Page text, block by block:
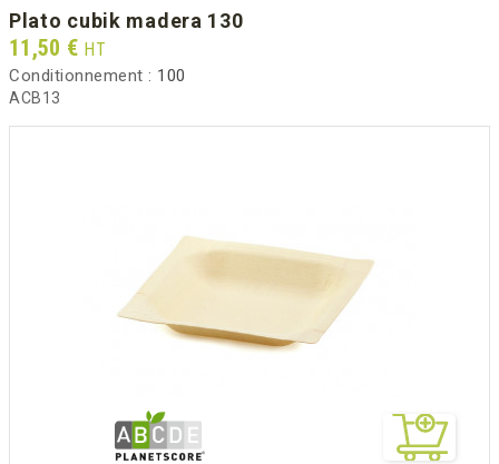
plato cubik madera 130
Prix
11,50 € HT
Conditionnement : 100
ACB13